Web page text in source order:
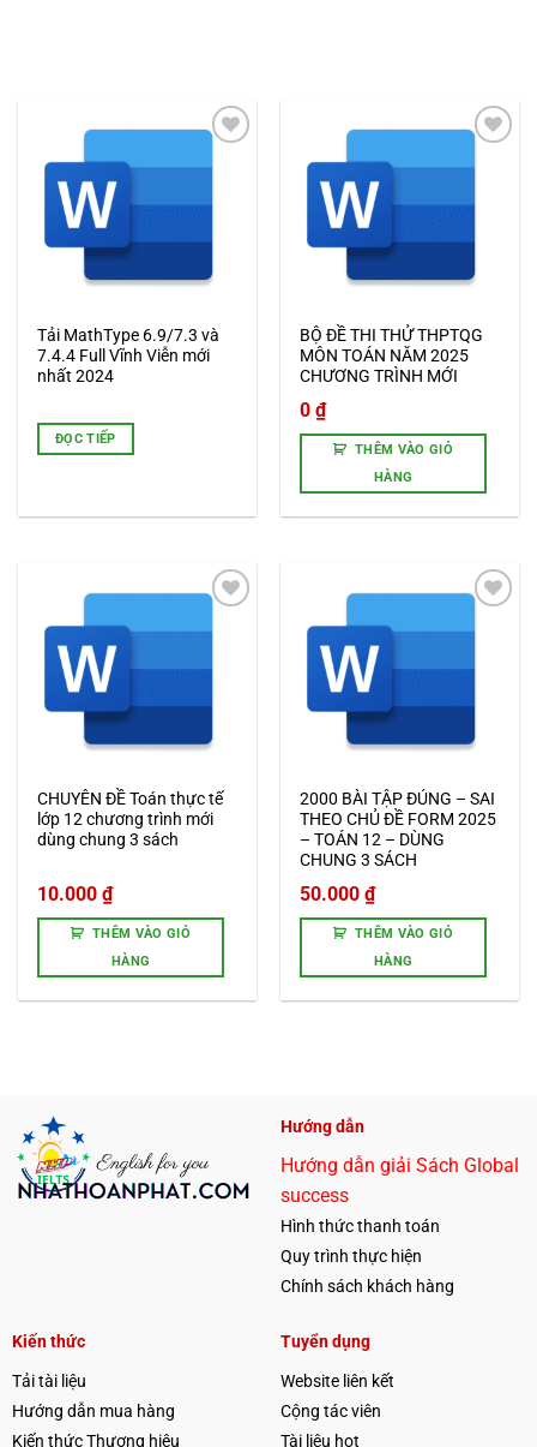
Tải MathType 6.9/7.3 và
7.4.4 Full Vĩnh Viễn mới
nhất 2024
ĐỌC TIẾP
BỘ ĐỀ THI THỬ THPTQG
MÔN TOÁN NĂM 2025
CHƯƠNG TRÌNH MỚI
0₫
THÊM VÀO GIỎ
HÀNG
CHUYÊN ĐỀ Toán thực tế
lớp 12 chương trình mới
dùng chung 3 sách
10.000₫
THÊM VÀO GIỎ
HÀNG
2000 BÀI TẬP ĐÚNG – SAI
THEO CHỦ ĐỀ FORM 2025
– TOÁN 12 – DÙNG
CHUNG 3 SÁCH
50.000₫
THÊM VÀO GIỎ
HÀNG
Hướng dẫn
Hướng dẫn giải Sách Global
success
Hình thức thanh toán
Quy trình thực hiện
Chính sách khách hàng
Kiến thức
Tải tài liệu
Hướng dẫn mua hàng
Kiến thức Thương hiệu
Tuyển dụng
Website liên kết
Cộng tác viên
Tài liệu hot